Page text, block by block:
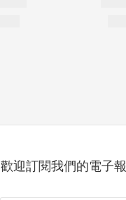
歡迎訂閱我們的電子報